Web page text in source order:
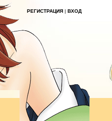
РЕГИСТРАЦИЯ | ВХОД